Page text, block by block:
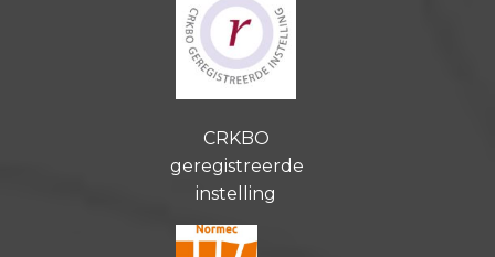
CRKBO
geregistreerde
instelling